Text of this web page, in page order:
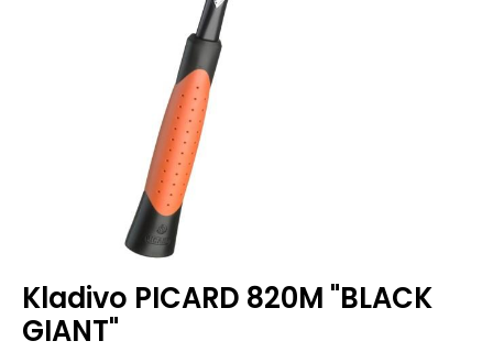
Kladivo PICARD 820M "BLACK
GIANT"